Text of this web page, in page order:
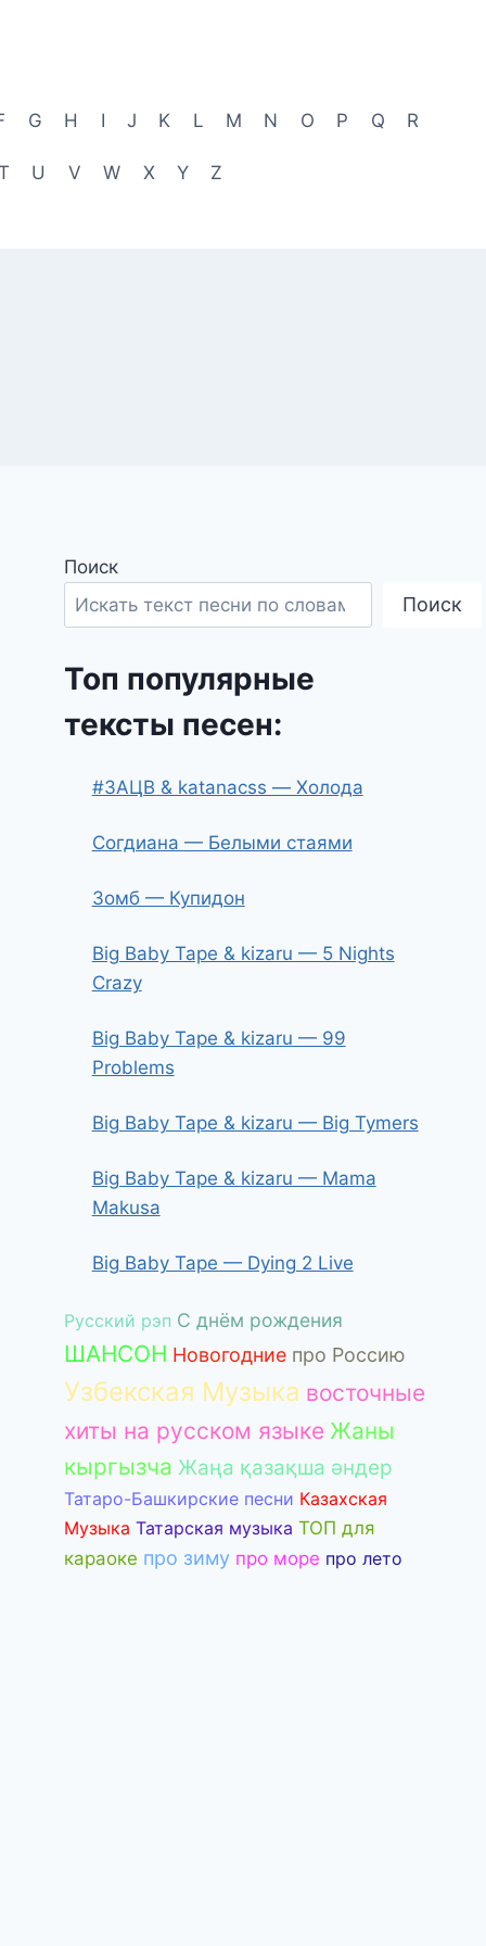
G H I J K L M N O P Q R
U V W X Y Z
Поиск
Поиск
Топ популярные
тексты песен:
#ЗАЦВ & katanacss — Холода
Согдиана — Белыми стаями
Зомб — Купидон
Big Baby Tape & kizaru — 5 Nights
Crazy
Big Baby Tape & kizaru — 99
Problems
Big Baby Tape & kizaru — Big Tymers
Big Baby Tape & kizaru — Mama
Makusa
Big Baby Tape — Dying 2 Live
Русский рэп С днём рождения
ШАНСОН Новогодние про Россию
Узбекская Музыка восточные
хиты на русском языке Жаны
кыргызча Жаңа қазақша әндер
Татаро-Башкирские песни Казахская
Музыка Татарская музыка ТОП для
караоке про зиму про море про лето